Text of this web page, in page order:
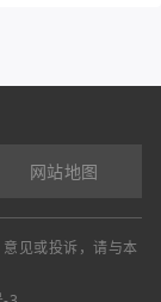
网站地图
见或投诉，请与本